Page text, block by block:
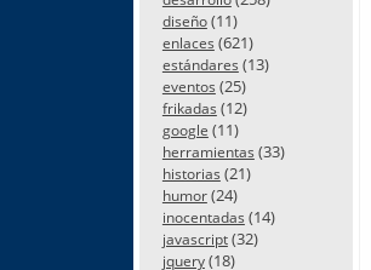
diseño(11)
enlaces (621)
estándares (13)
eventos (25)
frikadas (12)
google (11)
herramientas (33)
historias (21)
humor(24)
inocentadas (14)
javascript(32)
jquery(18)